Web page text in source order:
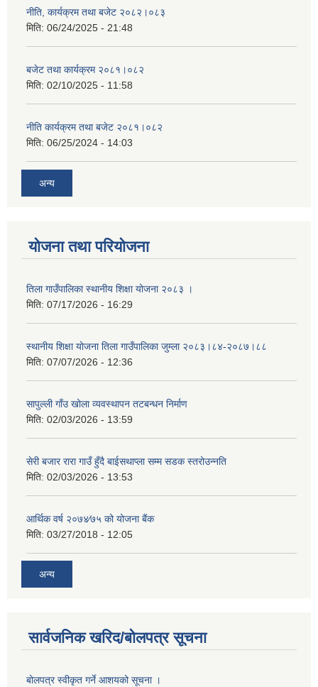
नीति, कार्यक्रम तथा बजेट २०८२।०८३
मिति: 06/24/2025 - 21:48
बजेट तथा कार्यक्रम २०८१।०८२
मिति: 02/10/2025 - 11:58
नीति कार्यक्रम तथा बजेट २०८१।०८२
मिति: 06/25/2024 - 14:03
अन्य
योजना तथा परियोजना
तिला गाउँपालिका स्थानीय शिक्षा योजना २०८३ ।
मिति: 07/17/2026 - 16:29
स्थानीय शिक्षा योजना तिला गाउँपालिका जुम्ला २०८३।८४-२०८७।८८
मिति: 07/07/2026 - 12:36
सापुल्ली गाँउ खोला व्यवस्थापन तटबन्धन निर्माण
मिति: 02/03/2026 - 13:59
सेरी बजार रारा गाउँ हुँदै बाईसथाप्ला सम्म सडक स्तरोउन्नति
मिति: 02/03/2026 - 13:53
आर्थिक वर्ष २०७४⁄७५ को योजना बैंक
मिति: 03/27/2018 - 12:05
अन्य
सार्वजनिक खरिद/बोलपत्र सूचना
बोलपत्र स्वीकृत गर्ने आशयको सूचना ।